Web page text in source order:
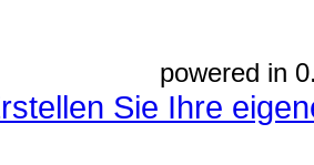
powered in
Sie Ihre